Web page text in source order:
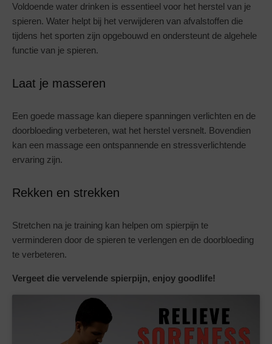
Voldoende water drinken is essentieel voor het herstel van je
spieren. Water helpt bij het verwijderen van afvalstoffen die
tijdens het sporten zijn opgebouwd en ondersteunt de algehele
functie van je spieren.
Laat je masseren
Een goede massage kan diepere spanningen verlichten en de
doorbloeding verbeteren, wat het herstel versnelt. Bovendien
kan een massage een ontspannende en stressverlichtende
ervaring zijn.
Rekken en strekken
Stretchen na je training kan helpen om spierpijn te
verminderen door de spieren te verlengen en de doorbloeding
te verbeteren.
Vergeet die vervelende spierpijn, enjoy goodlife!